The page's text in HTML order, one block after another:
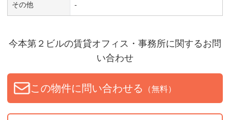
その他 -
今本第２ビルの賃貸オフィス・事務所に関するお問
い合わせ
この物件に問い合わせる （無料）